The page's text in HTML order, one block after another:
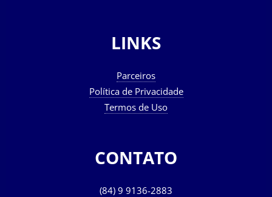
LINKS
Parceiros
Política de Privacidade
Termos de Uso
CONTATO
(84) 9 9136-2883